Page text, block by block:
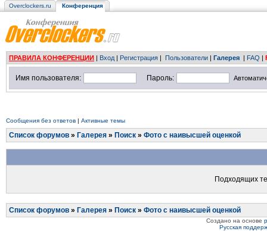
Overclockers.ru Конференция
ПРАВИЛА КОНФЕРЕНЦИИ | Вход | Регистрация | Пользователи | Галерея | FAQ |
Имя пользователя: Пароль:
Сообщения без ответов | Активные темы
Список форумов » Галерея » Поиск » Фото с наивысшей оценкой
Подходящих
Список форумов » Галерея » Поиск » Фото с наивысшей оценкой
Создано на основе
Русская